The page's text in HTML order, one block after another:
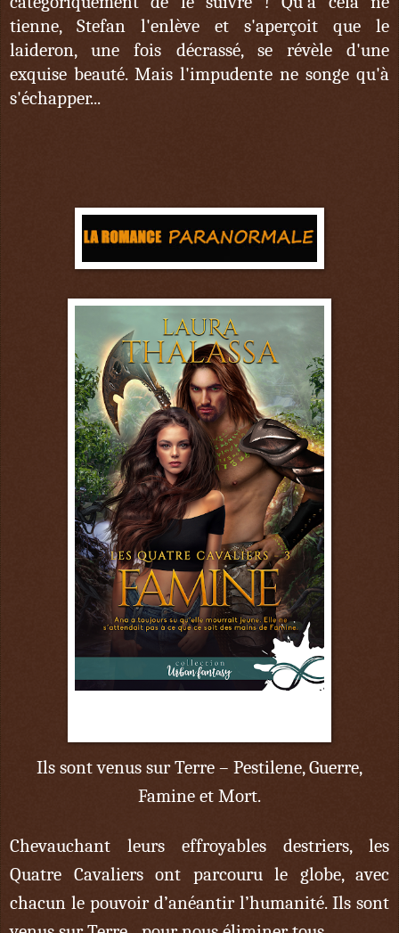
tienne, Stefan l'enlève et s'aperçoit que le
laideron, une fois décrassé, se révèle d'une
exquise beauté. Mais l'impudente ne songe qu'à
s'échapper...
Ils sont venus sur Terre – Pestilene, Guerre,
Famine et Mort.
Chevauchant leurs effroyables destriers, les
Quatre Cavaliers ont parcouru le globe, avec
chacun le pouvoir d’anéantir l’humanité. Ils sont